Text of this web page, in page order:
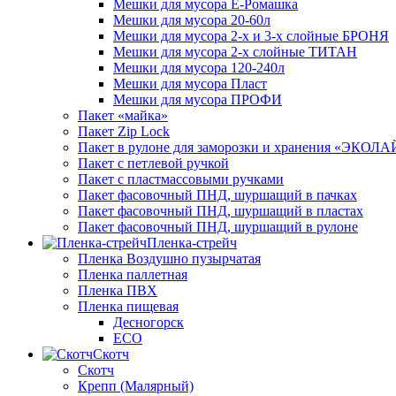
Мешки для мусора Ё-Ромашка
Мешки для мусора 20-60л
Мешки для мусора 2-х и 3-х слойные БРОНЯ
Мешки для мусора 2-х слойные ТИТАН
Мешки для мусора 120-240л
Мешки для мусора Пласт
Мешки для мусора ПРОФИ
Пакет «майка»
Пакет Zip Lock
Пакет в рулоне для заморозки и хранения
Пакет с петлевой ручкой
Пакет с пластмассовыми ручками
Пакет фасовочный ПНД, шуршащий в пачках
Пакет фасовочный ПНД, шуршащий в пластах
Пакет фасовочный ПНД, шуршащий в рулоне
Пленка-стрейч
Пленка Воздушно пузырчатая
Пленка паллетная
Пленка ПВХ
Пленка пищевая
Десногорск
ECO
Скотч
Скотч
Крепп (Малярный)